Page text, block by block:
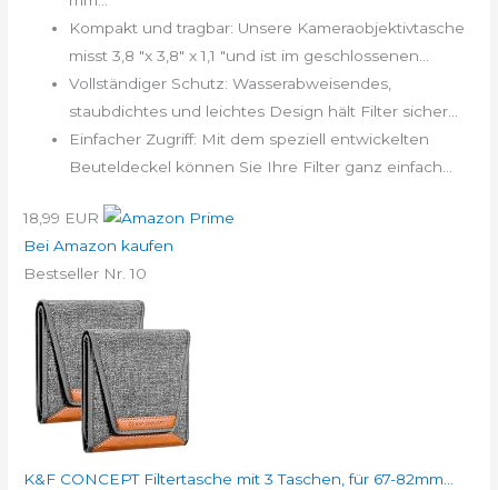
Kompakt und tragbar: Unsere Kameraobjektivtasche
misst 3,8 "x 3,8" x 1,1 "und ist im geschlossenen...
Vollständiger Schutz: Wasserabweisendes,
staubdichtes und leichtes Design hält Filter sicher...
Einfacher Zugriff: Mit dem speziell entwickelten
Beuteldeckel können Sie Ihre Filter ganz einfach...
18,99 EUR
Bei Amazon kaufen
Bestseller Nr. 10
K&F CONCEPT Filtertasche mit 3 Taschen, für 67-82mm...